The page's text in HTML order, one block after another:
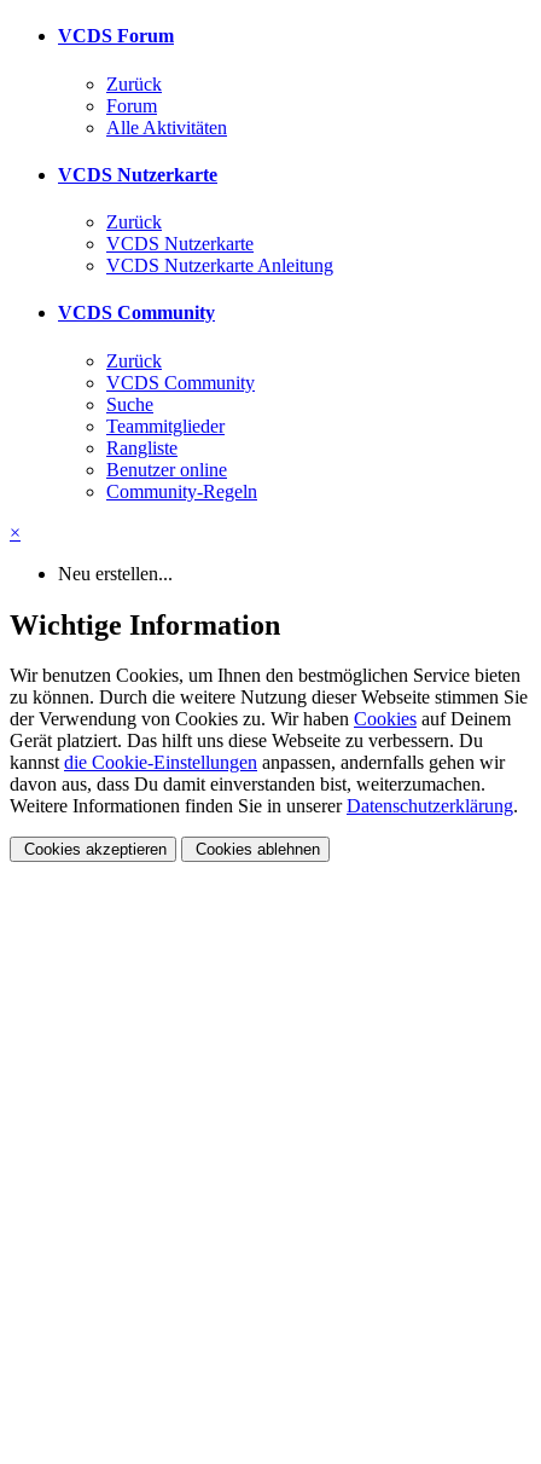
VCDS Forum
Zurück
Forum
Alle Aktivitäten
VCDS Nutzerkarte
Zurück
VCDS Nutzerkarte
VCDS Nutzerkarte Anleitung
VCDS Community
Zurück
VCDS Community
Suche
Teammitglieder
Rangliste
Benutzer online
Community-Regeln
×
Neu erstellen...
Wichtige Information
Wir benutzen Cookies, um Ihnen den bestmöglichen Service bieten
zu können. Durch die weitere Nutzung dieser Webseite stimmen Sie
der Verwendung von Cookies zu. Wir haben Cookies auf Deinem
Gerät platziert. Das hilft uns diese Webseite zu verbessern. Du
kannstdie Cookie-Einstellungen anpassen, andernfalls gehen wir
davon aus, dass Du damit einverstanden bist, weiterzumachen.
Weitere Informationen finden Sie in unsererDatenschutzerklärung.
Cookies akzeptieren Cookies ablehnen